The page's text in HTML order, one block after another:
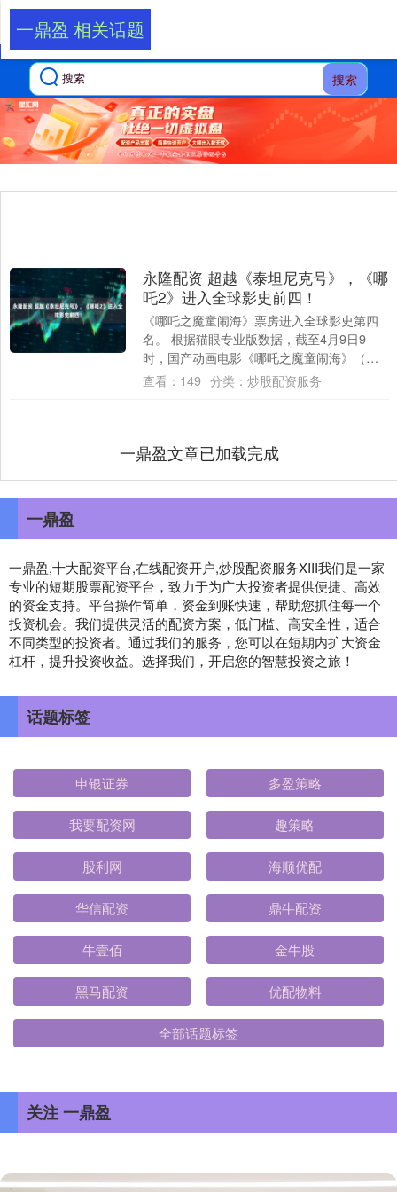
搜索
一鼎盈 相关话题
永隆配资 超越《泰坦尼克号》，《哪
吒2》进入全球影史前四！
《哪吒之魔童闹海》票房进入全球影史第四
名。 根据猫眼专业版数据，截至4月9日9
时，国产动画电影《哪吒之魔童闹海》（以
下简称《哪吒2》）全球票房已升至22.67
查看： 149 分类： 炒股配资服务
一鼎盈文章已加载完成
一鼎盈
一鼎盈,十大配资平台,在线配资开户,炒股配资服务XIII‌我们是一家
专业的短期股票配资平台，致力于为广大投资者提供便捷、高效
的资金支持。平台操作简单，资金到账快速，帮助您抓住每一个
投资机会。我们提供灵活的配资方案，低门槛、高安全性，适合
不同类型的投资者。通过我们的服务，您可以在短期内扩大资金
杠杆，提升投资收益。选择我们，开启您的智慧投资之旅！
话题标签
申银证券 多盈策略
我要配资网 趣策略
股利网 海顺优配
华信配资 鼎牛配资
牛壹佰 金牛股
黑马配资 优配物料
全部话题标签
关注 一鼎盈